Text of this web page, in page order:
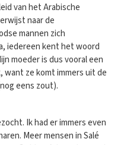
van het Arabische
naar de
mannen zich
iedereen kent het woord
moeder is dus vooral een
want ze komt immers uit de
eens zout).
Ik had er immers even
Meer mensen in Salé